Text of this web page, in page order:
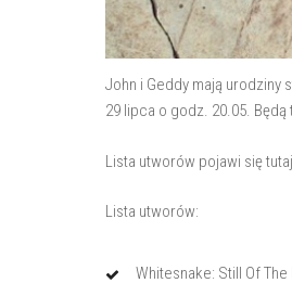
John i Geddy mają urodziny
29 lipca o godz. 20.05.
Lista utworów pojawi się
Lista utworów:
Whitesnake: Still Of The